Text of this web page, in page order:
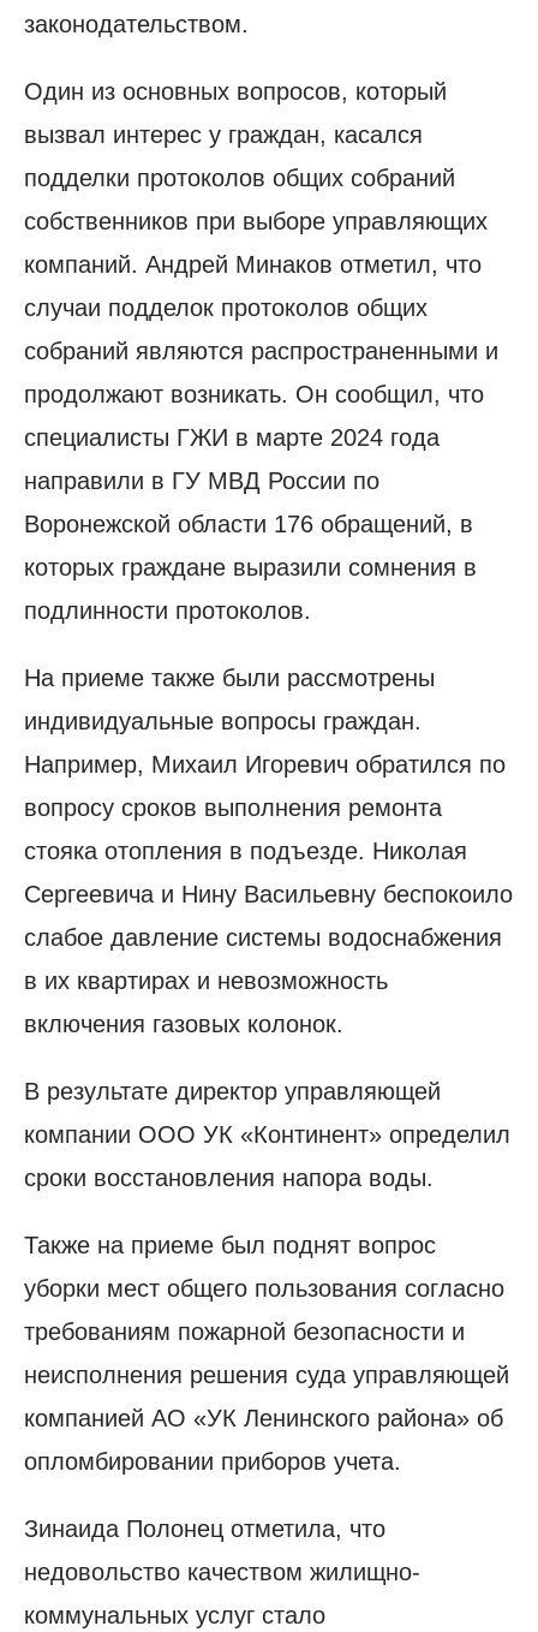
законодательством.
Один из основных вопросов, который
вызвал интерес у граждан, касался
подделки протоколов общих собраний
собственников при выборе управляющих
компаний. Андрей Минаков отметил, что
случаи подделок протоколов общих
собраний являются распространенными и
продолжают возникать. Он сообщил, что
специалисты ГЖИ в марте 2024 года
направили в ГУ МВД России по
Воронежской области 176 обращений, в
которых граждане выразили сомнения в
подлинности протоколов.
На приеме также были рассмотрены
индивидуальные вопросы граждан.
Например, Михаил Игоревич обратился по
вопросу сроков выполнения ремонта
стояка отопления в подъезде. Николая
Сергеевича и Нину Васильевну беспокоило
слабое давление системы водоснабжения
в их квартирах и невозможность
включения газовых колонок.
В результате директор управляющей
компании ООО УК «Континент» определил
сроки восстановления напора воды.
Также на приеме был поднят вопрос
уборки мест общего пользования согласно
требованиям пожарной безопасности и
неисполнения решения суда управляющей
компанией АО «УК Ленинского района» об
опломбировании приборов учета.
Зинаида Полонец отметила, что
недовольство качеством жилищно-
коммунальных услуг стало